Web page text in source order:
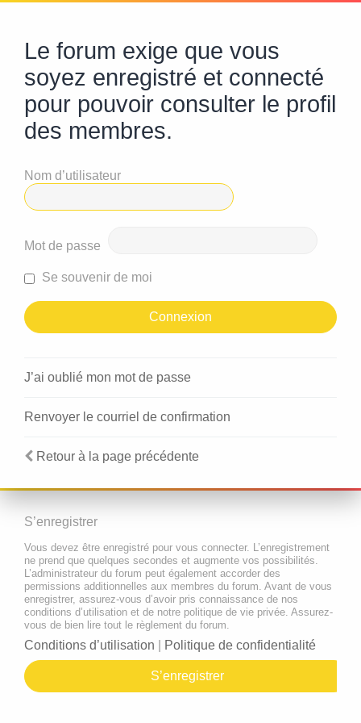
Le forum exige que vous
soyez enregistré et connecté
pour pouvoir consulter le profil
des membres.
Nom d’utilisateur
Mot de passe
Se souvenir de moi
J’ai oublié mon mot de passe
Renvoyer le courriel de confirmation
Retour à la page précédente
S’enregistrer
Vous devez être enregistré pour vous connecter. L’enregistrement
ne prend que quelques secondes et augmente vos possibilités.
L’administrateur du forum peut également accorder des
permissions additionnelles aux membres du forum. Avant de vous
enregistrer, assurez-vous d’avoir pris connaissance de nos
conditions d’utilisation et de notre politique de vie privée. Assurez-
vous de bien lire tout le règlement du forum.
Conditions d’utilisation Politique de confidentialité
S’enregistrer